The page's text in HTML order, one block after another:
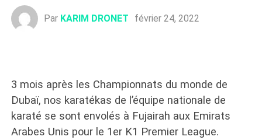
Par KARIM DRONET février 24, 2022
3 mois après les Championnats du monde de
Dubaï, nos karatékas de l’équipe nationale de
karaté se sont envolés à Fujairah aux Emirats
Arabes Unis pour le 1er K1 Premier League.